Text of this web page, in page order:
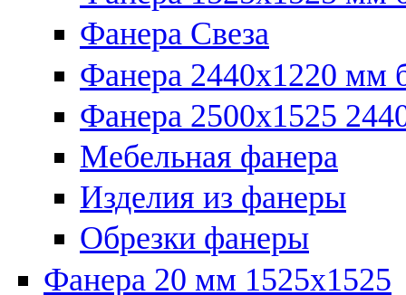
Фанера Свеза
Фанера 2440x1220 мм
Фанера 2500x1525
Мебельная фанера
Изделия из фанеры
Обрезки фанеры
Фанера 20 мм 1525х1525